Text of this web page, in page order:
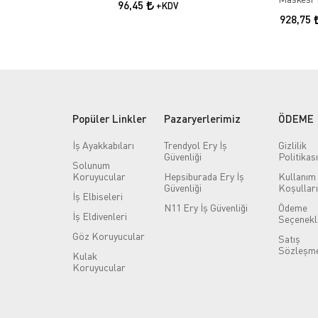
96,45 +KDV
928,75
Popüler Linkler
İş Ayakkabıları
Solunum
Koruyucular
İş Elbiseleri
İş Eldivenleri
Göz Koruyucular
Kulak
Koruyucular
Pazaryerlerimiz
Trendyol Ery İş
Güvenliği
Hepsiburada Ery İş
Güvenliği
N11 Ery İş Güvenliği
ÖDEME
Gizlilik
Politikası
Kullanım
Koşulları
Ödeme
Satış